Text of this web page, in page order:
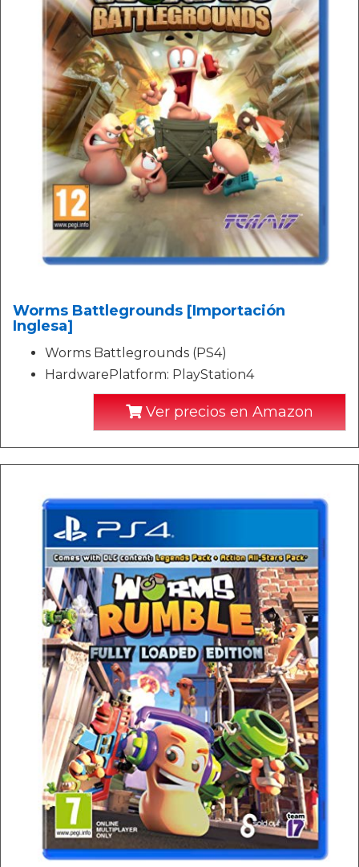
Worms Battlegrounds [Importación
Inglesa]
Worms Battlegrounds (PS4)
HardwarePlatform: PlayStation4
Ver precios en Amazon